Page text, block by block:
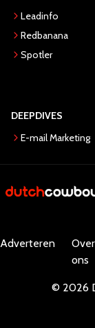
Leadinfo
Redbanana
Spotler
DEEPDIVES
E-mail Marketing
Adverteren
Over
ons
© 2026